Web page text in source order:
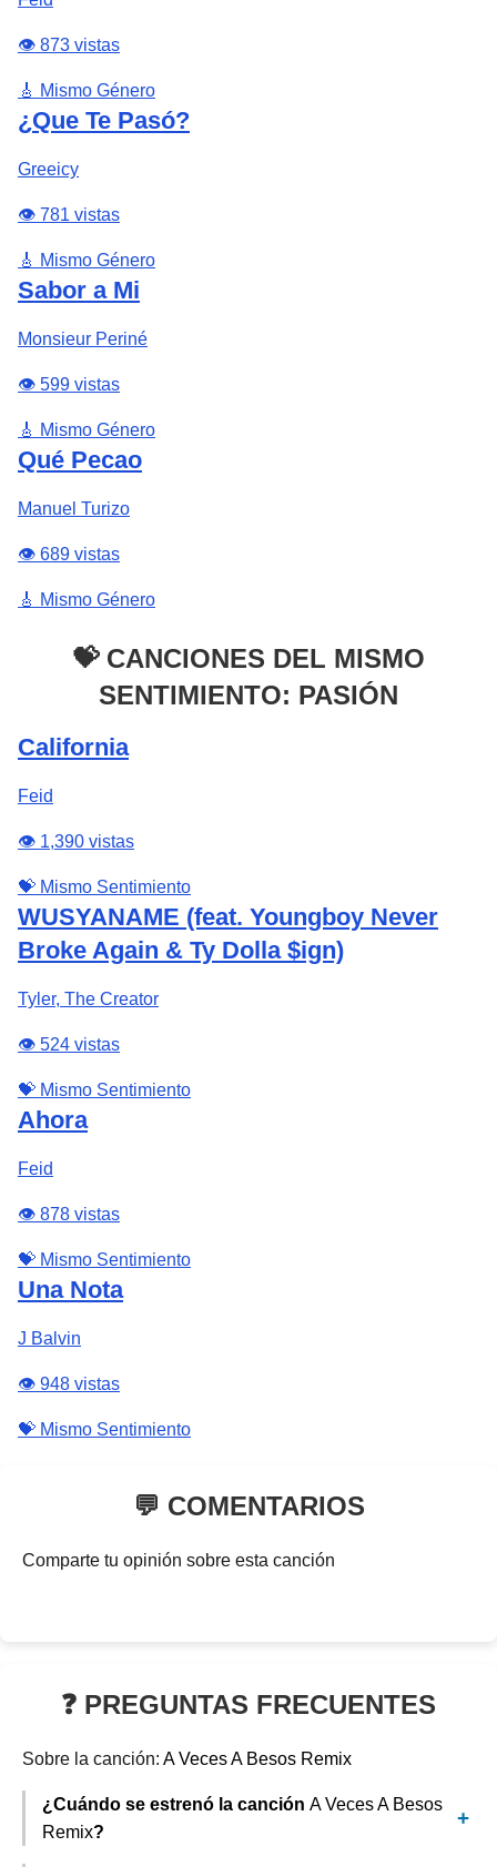
👁️ 873 vistas
🎸 Mismo Género
¿Que Te Pasó?
Greeicy
👁️ 781 vistas
🎸 Mismo Género
Sabor a Mi
Monsieur Periné
👁️ 599 vistas
🎸 Mismo Género
Qué Pecao
Manuel Turizo
👁️ 689 vistas
🎸 Mismo Género
💝 CANCIONES DEL MISMO
SENTIMIENTO: PASIÓN
California
Feid
👁️ 1,390 vistas
💝 Mismo Sentimiento
WUSYANAME (feat. Youngboy Never
Broke Again & Ty Dolla $ign)
Tyler, The Creator
👁️ 524 vistas
💝 Mismo Sentimiento
Ahora
Feid
👁️ 878 vistas
💝 Mismo Sentimiento
Una Nota
J Balvin
👁️ 948 vistas
💝 Mismo Sentimiento
💬 COMENTARIOS
Comparte tu opinión sobre esta canción
❓ PREGUNTAS FRECUENTES
Sobre la canción: A Veces A Besos Remix
¿Cuándo se estrenó la canción A Veces A Besos
Remix?